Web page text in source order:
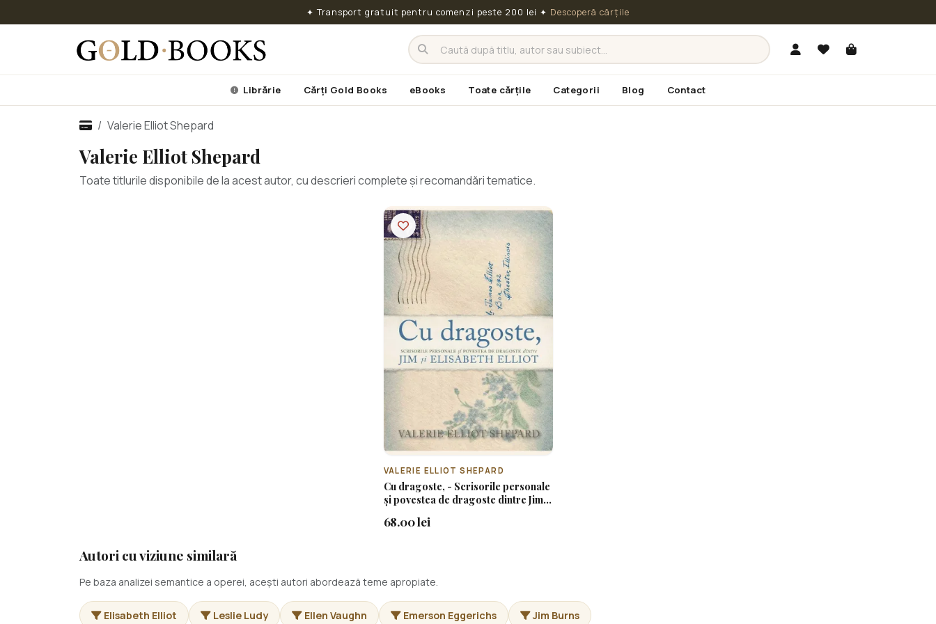
✦ Transport gratuit pentru comenzi peste 200 lei ✦ Descoperă cărțile
Librărie Cărți Gold Books eBooks Toate cărțile Categorii Blog Contact
Valerie Elliot Shepard
Valerie Elliot Shepard
Toate titlurile disponibile de la acest autor, cu descrieri complete și recomandări tematice.
VALERIE ELLIOT SHEPARD
Cu dragoste, - Scrisorile personale
și povestea de dragoste dintre Jim și
68.00 lei
Autori cu viziune similară
Pe baza analizei semantice a operei, acești autori abordează teme apropiate.
Elisabeth Elliot Leslie Ludy Ellen Vaughn Emerson Eggerichs Jim Burns